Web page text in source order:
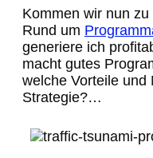
Kommen wir nun
Rund um
generiere ich
macht gutes
welche Vorteile und
Strategie?…